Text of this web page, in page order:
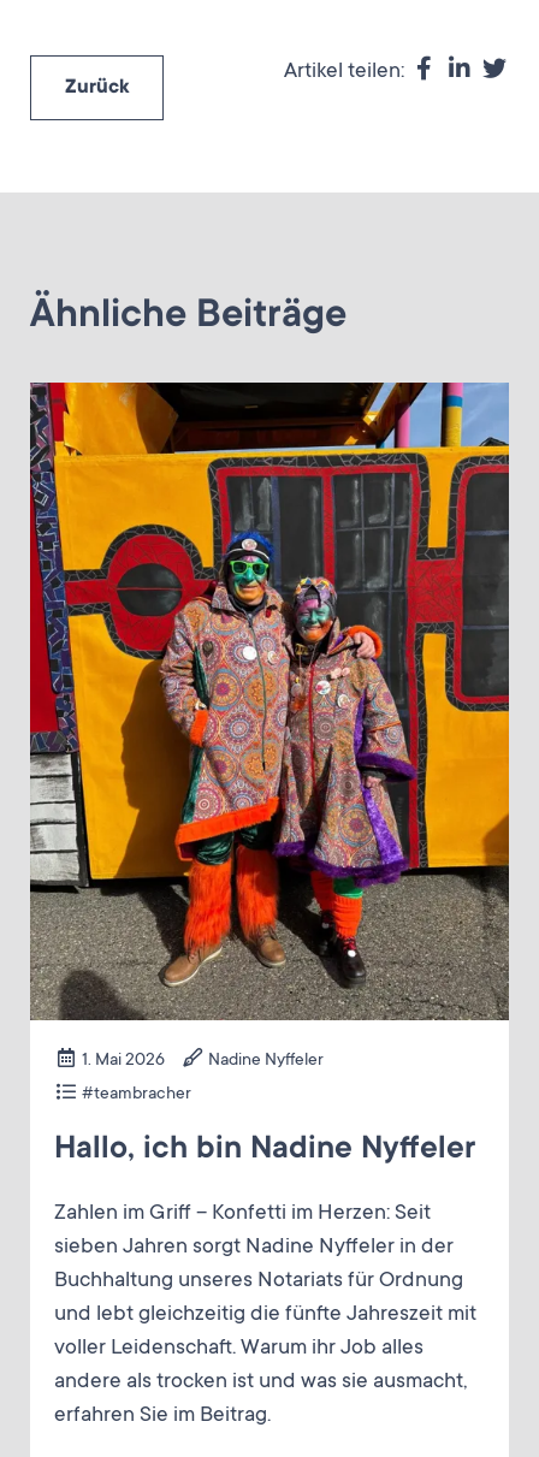
Zurück
Artikel teilen:
Ähnliche Beiträge
1. Mai 2026
Nadine Nyffeler
#teambracher
Hallo, ich bin Nadine Nyffeler
Zahlen im Griff – Konfetti im Herzen: Seit
sieben Jahren sorgt Nadine Nyffeler in der
Buchhaltung unseres Notariats für Ordnung
und lebt gleichzeitig die fünfte Jahreszeit mit
voller Leidenschaft. Warum ihr Job alles
andere als trocken ist und was sie ausmacht,
erfahren Sie im Beitrag.